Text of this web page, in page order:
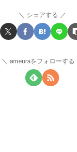
シェアする
ameuraをフォローする